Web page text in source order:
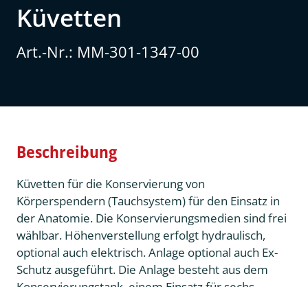
Küvetten
Art.-Nr.: MM-301-1347-00
Beschreibung
Küvetten für die Konservierung von
Körperspendern (Tauchsystem) für den Einsatz in
der Anatomie. Die Konservierungsmedien sind frei
wählbar. Höhenverstellung erfolgt hydraulisch,
optional auch elektrisch. Anlage optional auch Ex-
Schutz ausgeführt. Die Anlage besteht aus dem